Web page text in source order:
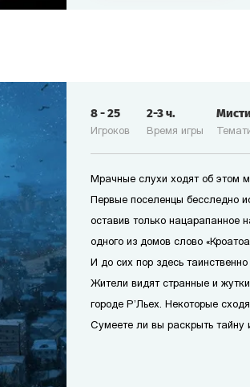
Игроков
8-25
Время игры
2-3ч.
Мрачные слухи ходят об этом
Первые поселенцы бесследно
оставив только нацарапанное
одного из домов слово
И до сих пор здесь
Жители видят странные и
городе Р’Льех. Некоторые
Сумеете ли вы раскрыть тайну